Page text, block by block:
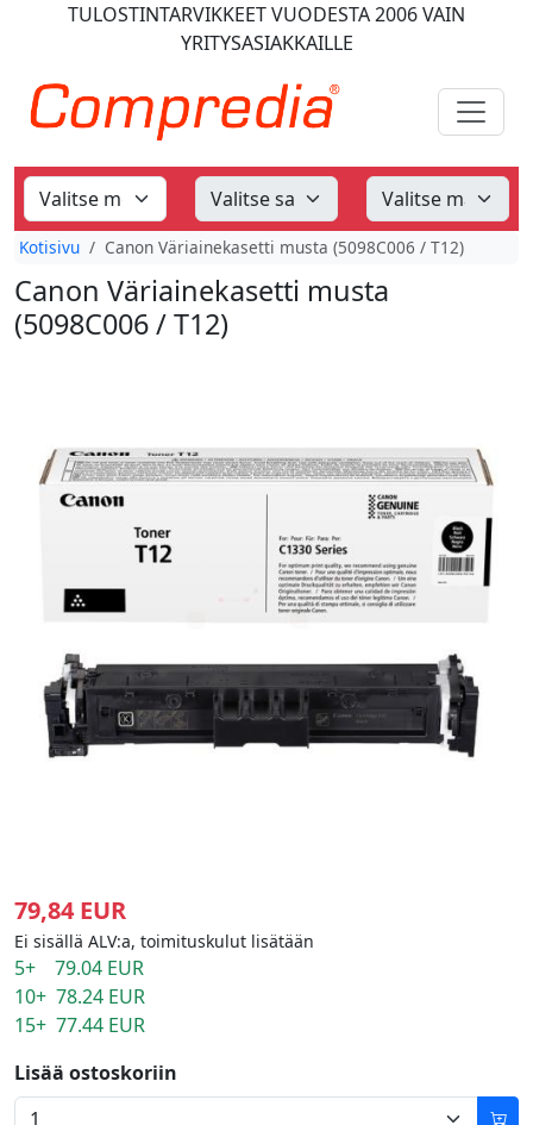
TULOSTINTARVIKKEETVUODESTA 2006VAIN
YRITYSASIAKKAILLE
Kotisivu Canon Väriainekasetti musta (5098C006 / T12)
Canon Väriainekasetti musta
(5098C006 / T12)
79,84 EUR
Ei sisällä ALV:a, toimituskulut lisätään
5+ 79.04 EUR
10+ 78.24 EUR
15+ 77.44 EUR
Lisää ostoskoriin